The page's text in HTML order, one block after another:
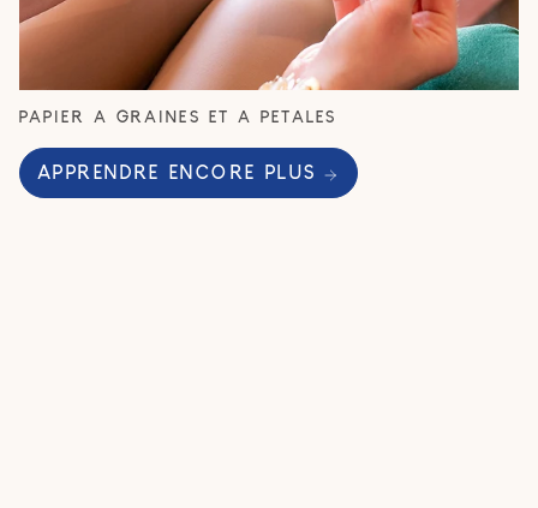
PAPIER À GRAINES ET À PÉTALES
APPRENDRE ENCORE PLUS